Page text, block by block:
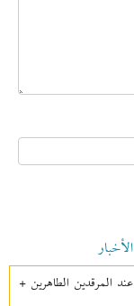
المرقدين الطاهرين +